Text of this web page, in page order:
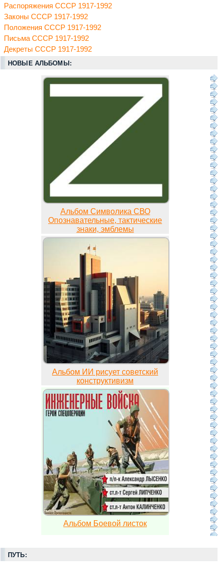
Распоряжения СССР 1917-1992
Законы СССР 1917-1992
Положения СССР 1917-1992
Письма СССР 1917-1992
Декреты СССР 1917-1992
НОВЫЕ АЛЬБОМЫ:
Альбом Символика СВО
Опознавательные, тактические
знаки, эмблемы
Альбом ИИ рисует советский
конструктивизм
Альбом Боевой листок
ПУТЬ: